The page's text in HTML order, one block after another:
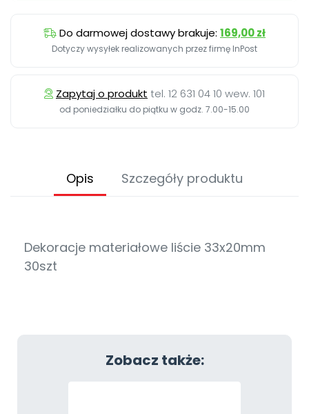
Do darmowej dostawy brakuje: 169,00 zł
Dotyczy wysyłek realizowanych przez firmę InPost
Zapytaj o produkt tel. 12 631 04 10 wew. 101
od poniedziałku do piątku w godz. 7.00-15.00
Opis Szczegóły produktu
Dekoracje materiałowe liście 33x20mm
30szt
Zobacz także: